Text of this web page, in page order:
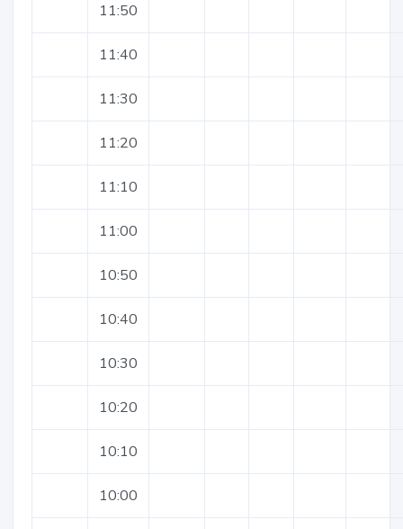
11:50
11:40
11:30
11:20
11:10
11:00
10:50
10:40
10:30
10:20
10:10
10:00